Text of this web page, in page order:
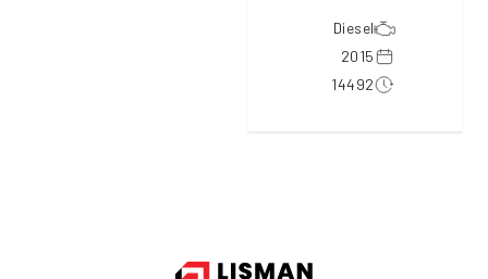
Diesel
2015
14492